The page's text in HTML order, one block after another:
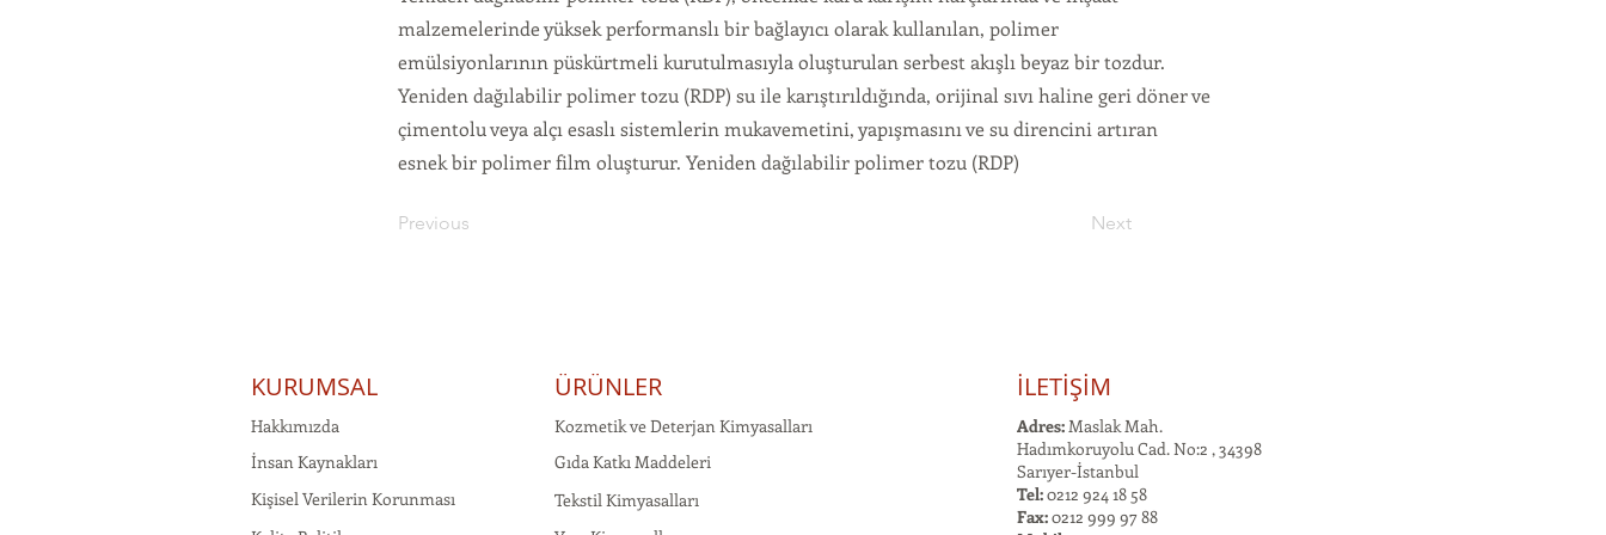
malzemelerinde yüksek performanslı bir bağlayıcı olarak kullanılan, polimer
emülsiyonlarının püskürtmeli kurutulmasıyla oluşturulan serbest akışlı beyaz bir tozdur.
Yeniden dağılabilir polimer tozu (RDP) su ile karıştırıldığında, orijinal sıvı haline geri döner ve
çimentolu veya alçı esaslı sistemlerin mukavemetini, yapışmasını ve su direncini artıran
esnek bir polimer film oluşturur. Yeniden dağılabilir polimer tozu (RDP)
Previous Next
KURUMSAL
Hakkımızda
İnsan Kaynakları
Kişisel Verilerin Korunması
ÜRÜNLER
Kozmetik ve Deterjan Kimyasalları
Gıda Katkı Maddeleri
Tekstil Kimyasalları
İLETİŞİM
Adres:Maslak Mah.
Hadımkoruyolu Cad. No:2 , 34398
Sarıyer-İstanbul
Tel:0212 924 18 58
Fax:0212 999 97 88